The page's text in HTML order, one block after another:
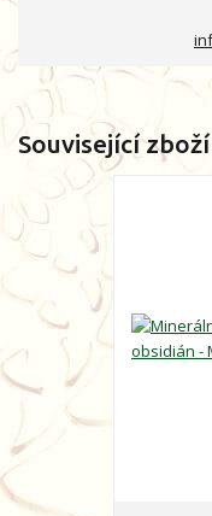
Související zboží